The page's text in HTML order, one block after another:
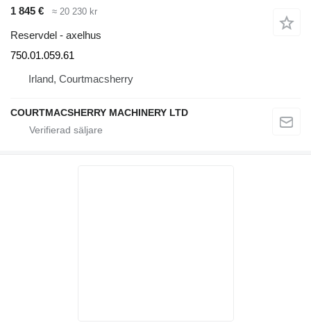
1 845 € ≈ 20 230 kr
Reservdel - axelhus
750.01.059.61
Irland, Courtmacsherry
COURTMACSHERRY MACHINERY LTD